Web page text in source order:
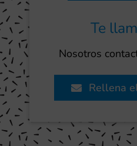
Te
Nosotros
Rellena